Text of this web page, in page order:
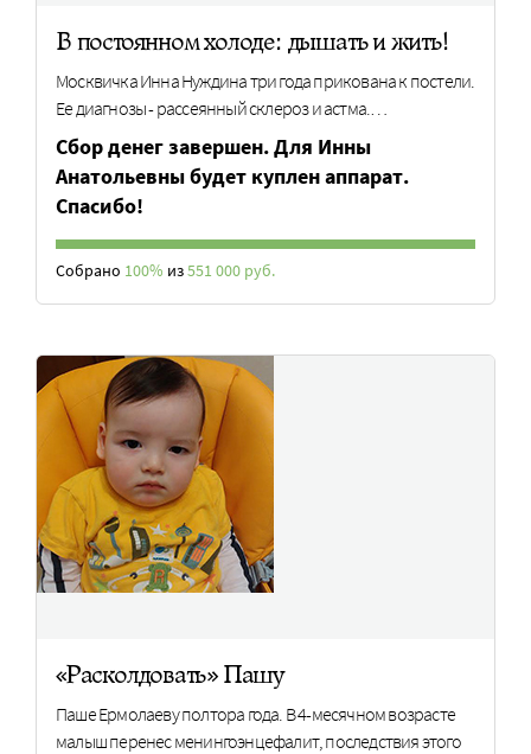
В постоянном холоде: дышать и жить!
Москвичка Инна Нуждина три года прикована к постели.
Ее диагнозы - рассеянный склероз и астма.…
Сбор денег завершен. Для Инны
Анатольевны будет куплен аппарат.
Спасибо!
Собрано 100% из551 000 руб.
«Расколдовать» Пашу
Паше Ермолаеву полтора года. В 4-месячном возрасте
малыш перенес менингоэнцефалит, последствия этого